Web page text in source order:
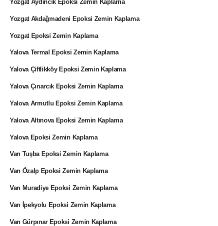
Yozgat Aydıncık Epoksi Zemin Kaplama
Yozgat Akdağmadeni Epoksi Zemin Kaplama
Yozgat Epoksi Zemin Kaplama
Yalova Termal Epoksi Zemin Kaplama
Yalova Çiftlikköy Epoksi Zemin Kaplama
Yalova Çınarcık Epoksi Zemin Kaplama
Yalova Armutlu Epoksi Zemin Kaplama
Yalova Altınova Epoksi Zemin Kaplama
Yalova Epoksi Zemin Kaplama
Van Tuşba Epoksi Zemin Kaplama
Van Özalp Epoksi Zemin Kaplama
Van Muradiye Epoksi Zemin Kaplama
Van İpekyolu Epoksi Zemin Kaplama
Van Gürpınar Epoksi Zemin Kaplama